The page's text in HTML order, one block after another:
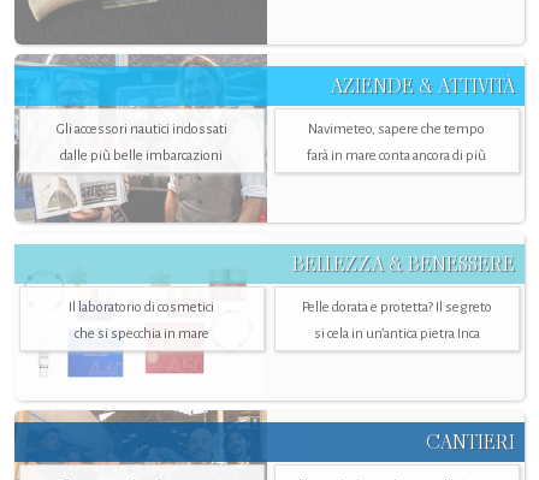
AZIENDE & ATTIVITÀ
Gli accessori nautici indossati
dalle più belle imbarcazioni
Navimeteo, sapere che tempo
farà in mare conta ancora di più
BELLEZZA & BENESSERE
Il laboratorio di cosmetici
che si specchia in mare
Pelle dorata e protetta? Il segreto
si cela in un’antica pietra Inca
CANTIERI